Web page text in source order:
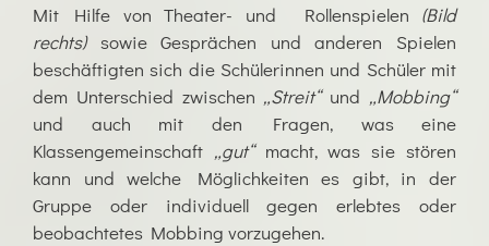
Mit Hilfe von Theater- und Rollenspielen (Bild
rechts)sowie Gesprächen und anderen Spielen
beschäftigten sich die Schülerinnen und Schüler mit
dem Unterschied zwischen „Streit“und „Mobbing“
und auch mit den Fragen, was eine
Klassengemeinschaft „gut“macht, was sie stören
kann und welche Möglichkeiten es gibt, in der
Gruppe oder individuell gegen erlebtes oder
beobachtetes Mobbing vorzugehen.